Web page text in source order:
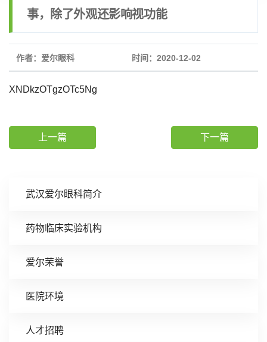
武汉爱尔眼科简介
药物临床实验机构
爱尔荣誉
医院环境
人才招聘
事，除了外观还影响视功能
作者：爱尔眼科 时间：2020-12-02
XNDkzOTgzOTc5Ng
上一篇 下一篇